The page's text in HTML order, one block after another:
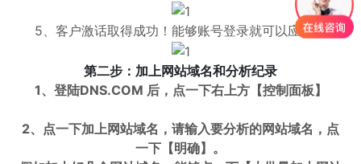
5、客户激话取得成功！能够账号登录就可以应用。
第二步：加上网站域名和分析纪录
1、登陆DNS.COM 后，点一下右上方【控制面板】
2、点一下加上网站域名，请输入要分析的网站域名，点
一下【明确】。